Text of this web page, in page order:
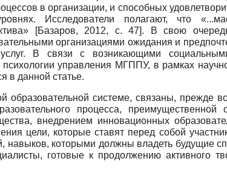
в организации, и способных
Исследователи полагают, что
[Базаров, 2012, с. 47]. В свою
организациями ожидания и
услуг. В связи с возникающими
управления МГППУ, в рамках
в данной статье.
системе, связаны, прежде
процесса, преимущественной
внедрением инновационных
цели, которые ставят перед собой
навыков, которыми должны владеть будущие
готовые к продолжению активного